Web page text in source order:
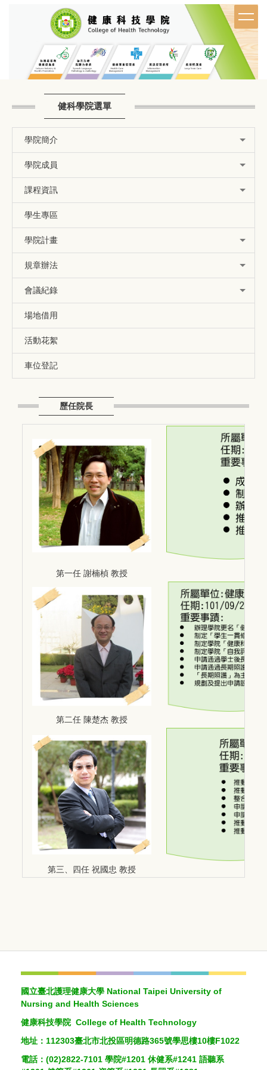
健科學院選單
學院簡介
學院成員
課程資訊
學生專區
學院計畫
規章辦法
會議紀錄
場地借用
活動花絮
車位登記
歷任院長
第一任 謝楠楨 教授
第二任 陳楚杰 教授
第三、四任 祝國忠 教授
國立臺北護理健康大學 National Taipei University of
Nursing and Health Sciences
健康科技學院 College of Health Technology
地址：112303臺北市北投區明德路365號學思樓10樓F1022
電話：(02)2822-7101 學院#1201 休健系#1241 語聽系